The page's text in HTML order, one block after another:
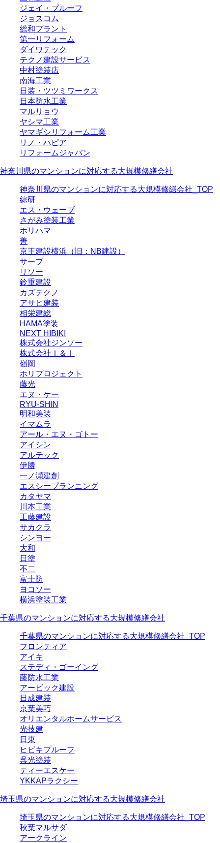
ジェイ・プルーフ
ジョスコム
総和プラント
第一リフォーム
ダイワテック
テクノ建設サービス
中村塗装店
南海工業
日装・ツツミワークス
日本防水工業
マルリョウ
ヤシマ工業
ヤマギシリフォーム工業
リノ・ハピア
リフォームジャパン
神奈川県のマンションに対応する大規模修繕会社
神奈川県のマンションに対応する大規模修繕会社_TOP
綜研
エス・ウェーブ
さがみ塗装工業
ホリハマ
善
京王建設横浜（旧：NB建設）
サーブ
リソー
鈴重建設
カズテクノ
アサヒ建装
相栄建総
HAMA塗装
NEXT HIBIKI
株式会社ジンソー
株式会社Ｉ＆Ｉ
嶺岡
ホリプロジェクト
藤光
エヌ・ケー
RYU-SHIN
明和美装
イマムラ
アール・エヌ・ゴトー
アイシン
アルテック
伊勝
一ノ瀬建創
エスシープランニング
カタヤマ
川本工業
工藤建設
サカクラ
シンヨー
大和
日塗
不二
富士防
ヨコソー
横浜塗装工業
千葉県のマンションに対応する大規模修繕会社
千葉県のマンションに対応する大規模修繕会社_TOP
フロンティア
アイキ
ステディ・ゴーイング
藤防水工業
アービック建設
日成建装
京葉美巧
オリエンタルホームサービス
光技建
日東
ヒビキプルーフ
呉光塗装
ティーエスケー
YKKAPラクシー
埼玉県のマンションに対応する大規模修繕会社
埼玉県のマンションに対応する大規模修繕会社_TOP
秋葉マルサダ
アークライン